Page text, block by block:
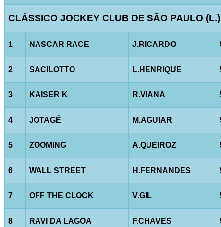
CLÁSSICO JOCKEY CLUB DE SÃO PAULO (L.)
1 NASCAR RACE J.RICARDO
2 SACILOTTO L.HENRIQUE
3 KAISER K R.VIANA
4 JOTAGÊ M.AGUIAR
5 ZOOMING A.QUEIROZ
6 WALL STREET H.FERNANDES
7 OFF THE CLOCK V.GIL
8 RAVI DA LAGOA F.CHAVES